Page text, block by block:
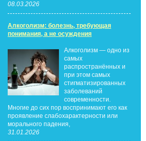
08.03.2026
Алкоголизм: болезнь, требующая
понимания, а не осуждения
Алкоголизм — одно из
самых
распространённых и
при этом самых
стигматизированных
заболеваний
современности.
Многие до сих пор воспринимают его как
проявление слабохарактерности или
морального падения,
31.01.2026